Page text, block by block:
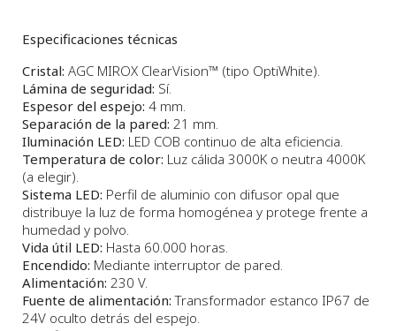
Especificaciones técnicas
Cristal: AGC MIROX ClearVision™ (tipo OptiWhite).
Lámina de seguridad: Sí.
Espesor del espejo: 4 mm.
Separación de la pared: 21 mm.
Iluminación LED: LED COB continuo de alta eficiencia.
Temperatura de color: Luz cálida 3000K o neutra 4000K
(a elegir).
Sistema LED: Perfil de aluminio con difusor opal que
distribuye la luz de forma homogénea y protege frente a
humedad y polvo.
Vida útil LED: Hasta 60.000 horas.
Encendido: Mediante interruptor de pared.
Alimentación: 230 V.
Fuente de alimentación: Transformador estanco IP67 de
24V oculto detrás del espejo.